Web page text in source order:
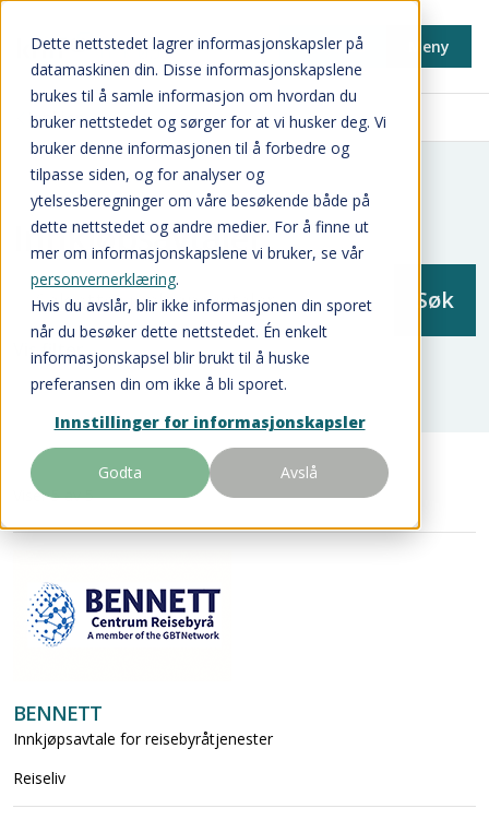
Dette nettstedet lagrer informasjonskapsler på
datamaskinen din. Disse informasjonskapslene
brukes til å samle informasjon om hvordan du
bruker nettstedet og sørger for at vi husker deg. Vi
bruker denne informasjonen til å forbedre og
tilpasse siden, og for analyser og
ytelsesberegninger om våre besøkende både på
dette nettstedet og andre medier. For å finne ut
mer om informasjonskapslene vi bruker, se vår
personvernerklæring.
Hvis du avslår, blir ikke informasjonen din sporet
når du besøker dette nettstedet. Én enkelt
informasjonskapsel blir brukt til å huske
preferansen din om ikke å bli sporet.
Innstillinger for informasjonskapsler
Godta Avslå
Min side Meny
Innkjøp
Innkjøpsavtaler
Vis filter
Viser 5 av 5
BENNETT
Innkjøpsavtale for reisebyråtjenester
Reiseliv